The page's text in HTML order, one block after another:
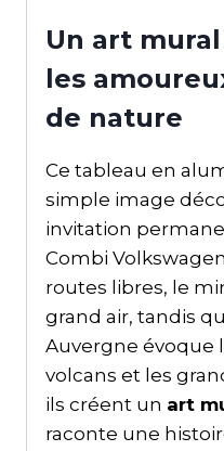
Un art
les
de nature
Ce tableau en
simple image
invitation
Combi
routes libres, le
grand air, tandis
Auvergne évoque
volcans et les
ils créent un art
raconte une